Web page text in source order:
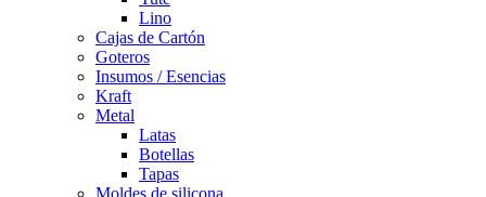
Lino
Cajas de Cartón
Goteros
Insumos / Esencias
Kraft
Metal
Latas
Botellas
Tapas
Moldes de silicona